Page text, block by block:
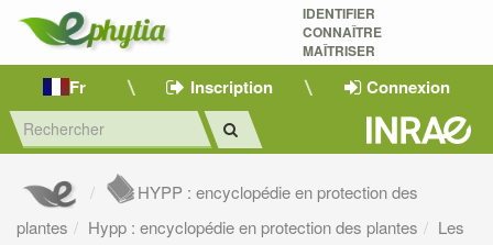
IDENTIFIER
CONNAÎTRE
MAÎTRISER
Fr Inscription Connexion
HYPP : encyclopédie en protection des
plantes
Hypp : encyclopédie en protection des plantes
Les